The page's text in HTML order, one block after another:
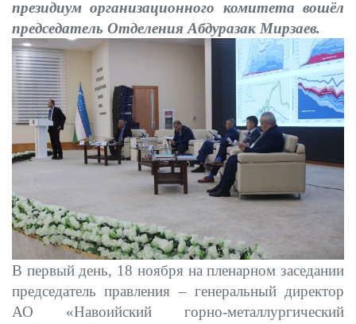
президиум организационного комитета вошёл
председатель Отделения Абдуразак Мирзаев.
В первый день, 18 ноября на пленарном заседании
председатель правления – генеральный директор
АО «Навоийский горно-металлургический